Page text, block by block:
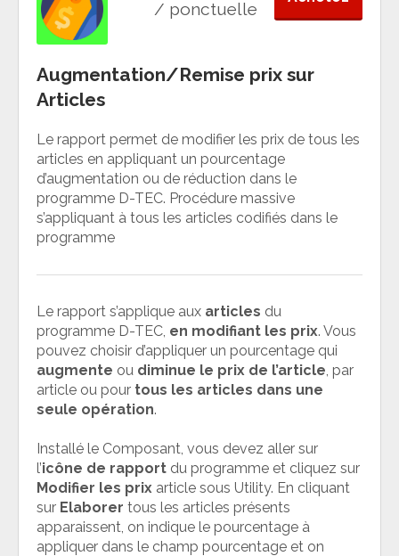
/ ponctuelle
Augmentation/Remise prix sur
Articles
Le rapport permet de modifier les prix de tous les
articles en appliquant un pourcentage
d’augmentation ou de réduction dans le
programme D-TEC. Procédure massive
s’appliquant à tous les articles codifiés dans le
programme
Le rapport s’applique aux articles du
programme D-TEC, en modifiant les prix. Vous
pouvez choisir d’appliquer un pourcentage qui
augmente ou diminue le prix de l’article , par
article ou pour tous les articles dans une
seule opération.
Installé le Composant, vous devez aller sur
l’icône de rapport du programme et cliquez sur
Modifier les prix article sous Utility. En cliquant
sur Elaborer tous les articles présents
apparaissent, on indique le pourcentage à
appliquer dans le champ pourcentage et on